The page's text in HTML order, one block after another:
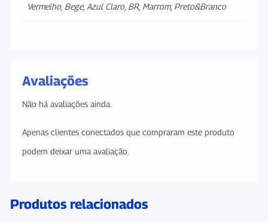
Vermelho, Bege, Azul Claro, BR, Marrom, Preto&Branco
Avaliações
Não há avaliações ainda.
Apenas clientes conectados que compraram este produto
podem deixar uma avaliação.
Produtos relacionados